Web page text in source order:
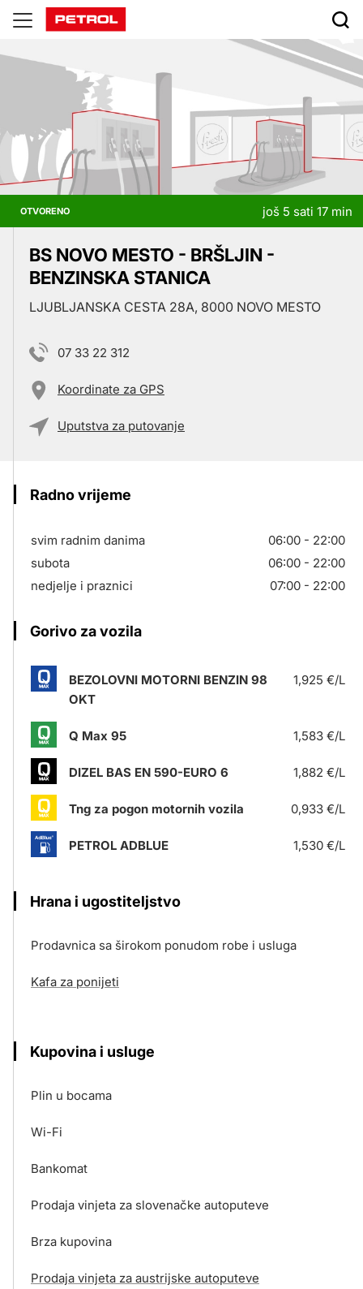
Prodajna
mjesta
OTVORENO još 5 sati 17 min
BS NOVO MESTO - BRŠLJIN -
BENZINSKA STANICA
LJUBLJANSKA CESTA 28A, 8000 NOVO MESTO
07 33 22 312
Koordinate za GPS
Uputstva za putovanje
Radno vrijeme
svim radnim danima
06:00 - 22:00
subota
06:00 - 22:00
nedjelje i praznici
07:00 - 22:00
Gorivo za vozila
BEZOLOVNI MOTORNI BENZIN 98
OKT
1,925 €/L
Q Max 95 1,583 €/L
DIZEL BAS EN 590-EURO 6 1,882 €/L
Tng za pogon motornih vozila 0,933 €/L
PETROL ADBLUE 1,530 €/L
Hrana i ugostiteljstvo
Prodavnica sa širokom ponudom robe i usluga
Kafa za ponijeti
Kupovina i usluge
Plin u bocama
Wi-Fi
Bankomat
Prodaja vinjeta za slovenačke autoputeve
Brza kupovina
Prodaja vinjeta za austrijske autoputeve